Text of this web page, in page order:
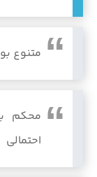
متنوع
محکم
احتمالی